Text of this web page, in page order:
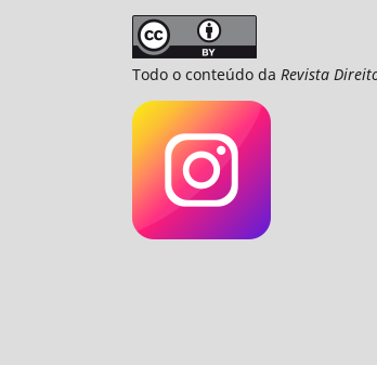
Todo o conteúdo da Revista